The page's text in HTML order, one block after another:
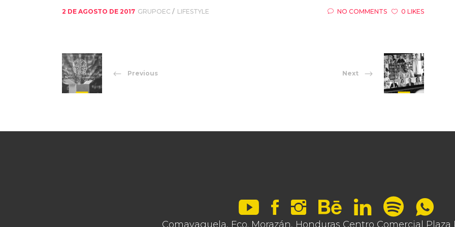
2 DE AGOSTO DE 2017 GRUPOEC LIFESTYLE NO COMMENTS 0 LIKES
Previous Next
Comayaguela, Fco. Morazán, Honduras Centro Comercial Plaza